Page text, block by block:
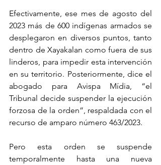
Efectivamente, ese mes de agosto del
2023 más de 600 indígenas armados se
desplegaron en diversos puntos, tanto
dentro de Xayakalan como fuera de sus
linderos, para impedir esta intervención
en su territorio. Posteriormente, dice el
abogado para Avispa Mídia, “el
Tribunal decide suspender la ejecución
forzosa de la orden”, respaldada con el
recurso de amparo número 463/2023.
Pero esta orden se suspende
temporalmente hasta una nueva